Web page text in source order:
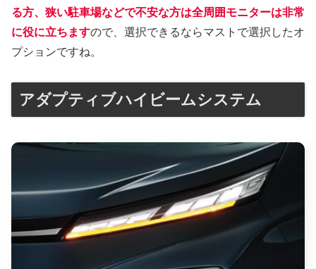
る方、狭い駐車場などで不安な方は全周囲モニターは非常
に役に立ちますので、選択できるならマストで選択したオ
プションですね。
アダプティブハイビームシステム